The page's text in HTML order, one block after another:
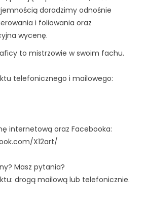
doradzimy odnośnie
i foliowania oraz
wycenę.
to mistrzowie w swoim fachu.
telefonicznego i mailowego:
internetową oraz Facebooka:
X12art/
Masz pytania?
drogą mailową lub telefonicznie.